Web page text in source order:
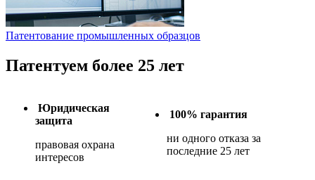
Патентование промышленных образцов
Патентуем более 25 лет
Юридическая
защита
правовая охрана
интересов
100% гарантия
ни одного отказа за
последние 25 лет